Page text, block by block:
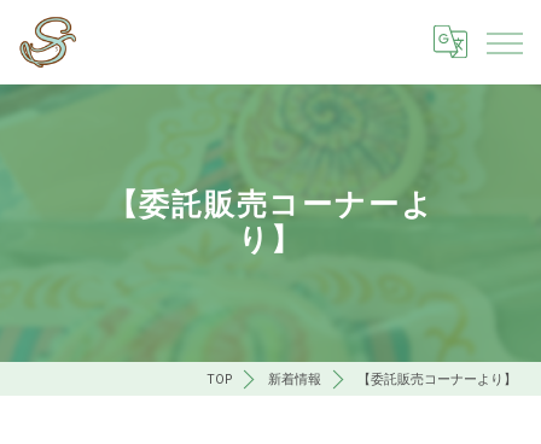
【委託販売コーナーよ
り】
TOP 新着情報 【委託販売コーナーより】